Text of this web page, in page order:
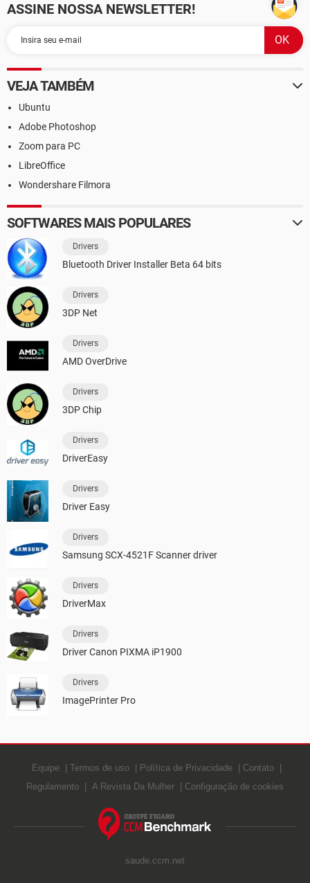
ASSINE NOSSA NEWSLETTER!
VEJA TAMBÉM
Ubuntu
Adobe Photoshop
Zoom para PC
LibreOffice
Wondershare Filmora
SOFTWARES MAIS POPULARES
Drivers
Bluetooth Driver Installer Beta 64 bits
Drivers
3DP Net
Drivers
AMD OverDrive
Drivers
3DP Chip
Drivers
DriverEasy
Drivers
Driver Easy
Drivers
Samsung SCX-4521F Scanner driver
Drivers
DriverMax
Drivers
Driver Canon PIXMA iP1900
Drivers
ImagePrinter Pro
Equipe Termos de uso Política de Privacidade
Contato
Regulamento
A Revista Da Mulher Configuração de cookies
saude.ccm.net